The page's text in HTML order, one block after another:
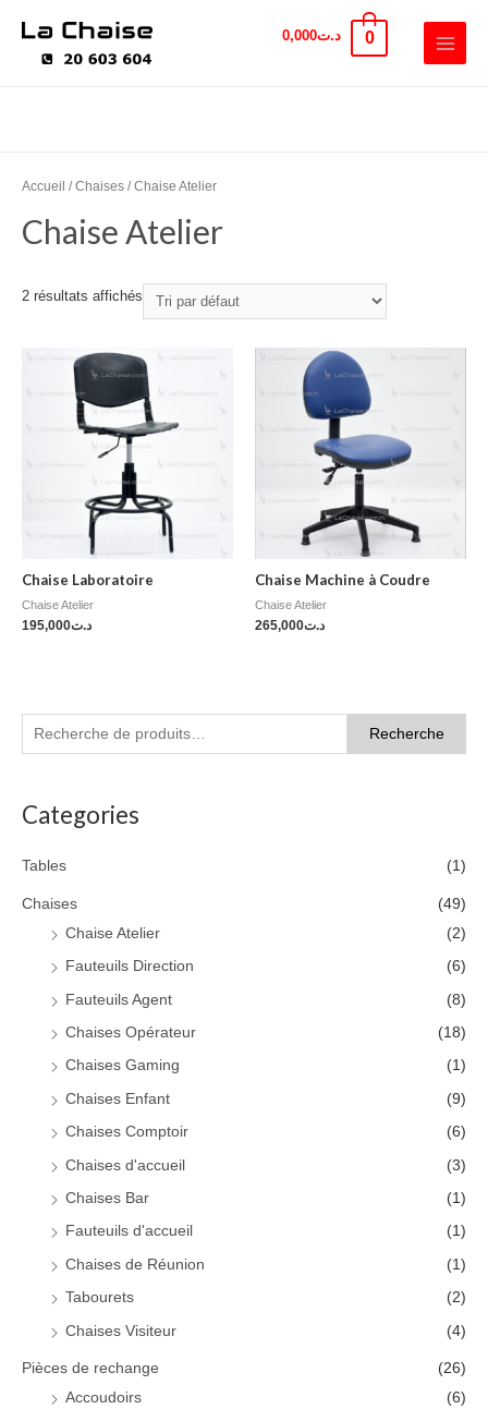
د.ت0,000 0
Recherche
Categories
Tables (1)
Chaises
(49)
Chaise Atelier
(2)
Fauteuils Direction (6)
Fauteuils Agent (8)
Chaises Opérateur (18)
Chaises Gaming (1)
Chaises Enfant (9)
Chaises Comptoir (6)
Chaises d'accueil (3)
Chaises Bar (1)
Fauteuils d'accueil (1)
Chaises de Réunion (1)
Tabourets (2)
Chaises Visiteur (4)
Pièces de rechange
(26)
Accoudoirs
(6)
Accueil /Chaises / Chaise Atelier
Chaise Atelier
2 résultats affichés
Chaise Laboratoire
Chaise Atelier
د.ت195,000
Chaise Machine à Coudre
Chaise Atelier
د.ت265,000